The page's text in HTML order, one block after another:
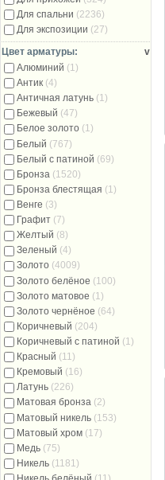
Для спальни (2236)
Для экспозиции (27)
Цвет арматуры:
v
Алюминий (1)
Антик (4)
Античная латунь (1)
Бежевый (47)
Белое золото (1)
Белый (767)
Белый с патиной (69)
Бронза (1520)
Бронза блестящая (1)
Венге (3)
Графит (7)
Желтый (8)
Зеленый (4)
Золото (4009)
Золото белёное (100)
Золото матовое (1)
Золото чернёное (64)
Коричневый (204)
Коричневый с патиной (1)
Красный (11)
Кремовый (16)
Латунь (226)
Матовая бронза (2)
Матовый никель (153)
Матовый хром (17)
Медь (75)
Никель (1181)